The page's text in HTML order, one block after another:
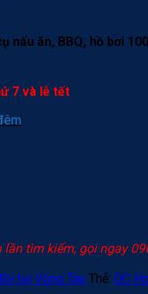
nấu ăn, BBQ, hồ bơi
7 và lễ tết
tìm kiếm, gọi ngay
tại Vũng Tàu Thẻ: DC